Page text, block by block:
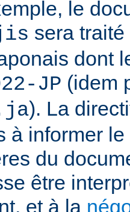
le
sera
dont
JP (idem
). La
à informer
du
être
et à la